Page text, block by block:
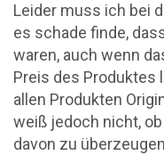
Leider muss ich bei
es schade finde,
waren, auch wenn
Preis des Produktes
allen Produkten
weiß jedoch nicht,
davon zu